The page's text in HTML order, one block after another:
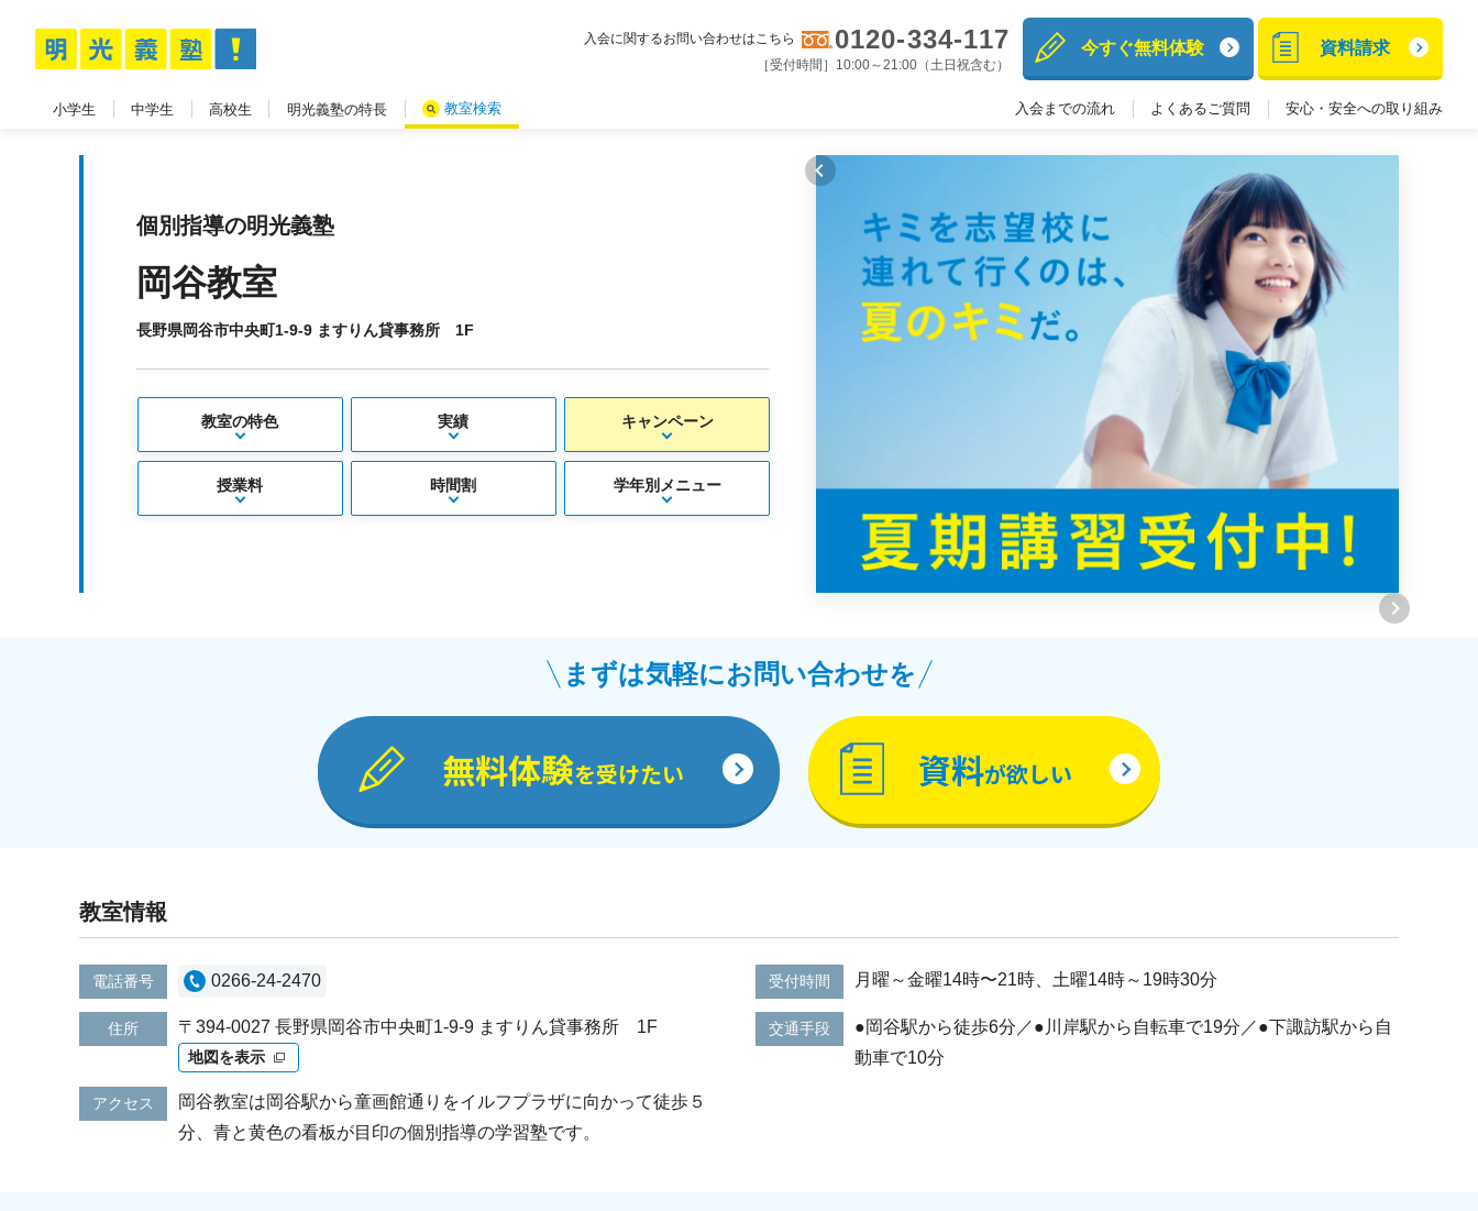
今すぐ無料体験 資料請求
入会に関するお問い合わせはこちら 0120-334-117
［受付時間］10:00～21:00（土日祝含む）
高校生
中学生
小学生 明光義塾の特長 教室検索 入会までの流れ よくあるご質問 安心・安全への取り組み
個別指導の明光義塾
岡谷教室
長野県岡谷市中央町1-9-9 ますりん貸事務所 1F
教室の特色 実績 キャンペーン
授業料 時間割 学年別メニュー
まずは気軽にお問い合わせを
無料体験を受けたい 資料が欲しい
教室情報
電話番号 0266-24-2470 受付時間 月曜～金曜14時〜21時、土曜14時～19時30分
住所 〒394-0027 長野県岡谷市中央町1-9-9 ますりん貸事務所 1F
地図を表示
交通手段
●岡谷駅から徒歩6分／●川岸駅から自転車で19分／●下諏訪駅から自
動車で10分
アクセス
岡谷教室は岡谷駅から童画館通りをイルフプラザに向かって徒歩５
分、青と黄色の看板が目印の個別指導の学習塾です。